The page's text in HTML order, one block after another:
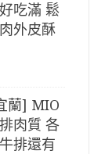
吃滿 鬆
外皮酥
蘭] MIO
肉質 各
排還有